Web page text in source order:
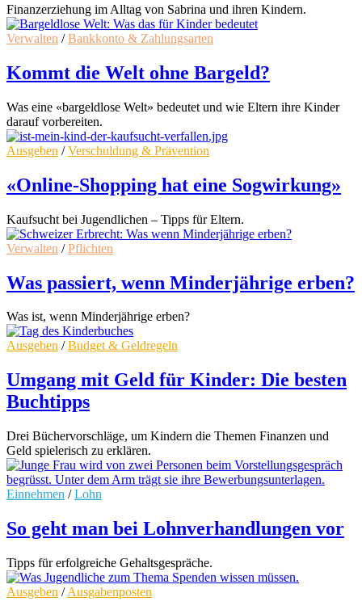
Finanzerziehung im Alltag von Sabrina und ihren Kindern.
Verwalten /Bankkonto & Zahlungsarten
Kommt die Welt ohne Bargeld?
Was eine «bargeldlose Welt» bedeutet und wie Eltern ihre Kinder
darauf vorbereiten.
Ausgeben /Verschuldung & Prävention
«Online-Shopping hat eine Sogwirkung»
Kaufsucht bei Jugendlichen – Tipps für Eltern.
Verwalten /Pflichten
Was passiert, wenn Minderjährige erben?
Was ist, wenn Minderjährige erben?
Ausgeben /Budget & Geldregeln
Umgang mit Geld für Kinder: Die besten
Buchtipps
Drei Büchervorschläge, um Kindern die Themen Finanzen und
Geld spielerisch zu erklären.
Einnehmen /Lohn
So geht man bei Lohnverhandlungen vor
Tipps für erfolgreiche Gehaltsgespräche.
Ausgeben /Ausgabenposten